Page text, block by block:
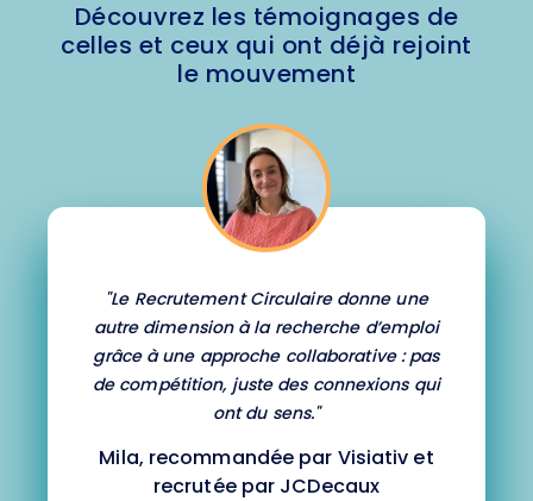
Découvrez les témoignages de
celles et ceux qui ont déjà rejoint
le mouvement
"Le Recrutement Circulaire donne une
autre dimension à la recherche d’emploi
grâce à une approche collaborative : pas
de compétition, juste des connexions qui
ont du sens."
Mila, recommandée par Visiativ et
recrutée par JCDecaux